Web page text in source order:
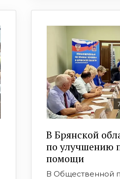
В Брянской
по улучшению
помощи
В Общественной